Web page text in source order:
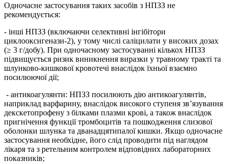
Одночасне застосування таких засобів з НПЗЗ не
рекомендується:
- інші НПЗЗ (включаючи селективні інгібітори
циклооксигенази-2), у тому числі саліцилати у високих дозах
(≥ 3 г/добу). При одночасному застосуванні кількох НПЗЗ
підвищується ризик виникнення виразки у травному тракті та
шлунково-кишкової кровотечі внаслідок їхньої взаємно
посилюючої дії;
- антикоагулянти: НПЗЗ посилюють дію антикоагулянтів,
наприклад варфарину, внаслідок високого ступеня зв’язування
декскетопрофену з білками плазми крові, а також внаслідок
пригнічення функції тромбоцитів та пошкодження слизової
оболонки шлунка та дванадцятипалої кишки. Якщо одночасне
застосування необхідне, його слід проводити під наглядом
лікаря та з ретельним контролем відповідних лабораторних
показників;